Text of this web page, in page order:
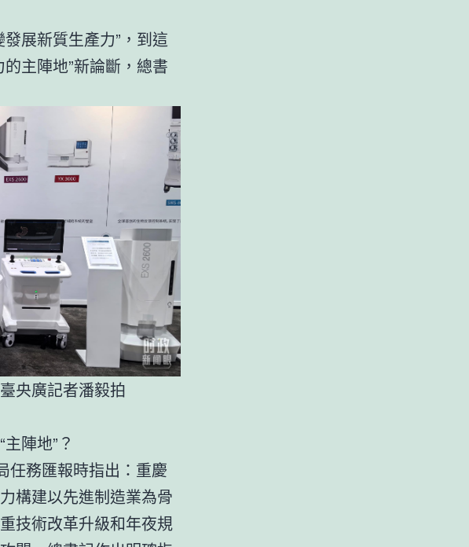
展新質生產力”，到這
主陣地”新論斷，總書
央廣記者潘毅拍
陣地”？
任務匯報時指出：重慶
構建以先進制造業為骨
技術改革升級和年夜規